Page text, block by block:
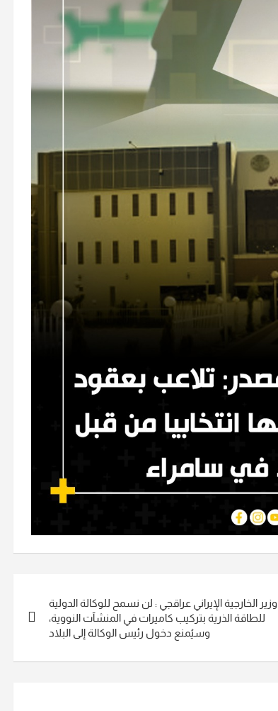
وزير الخارجية الإيراني عراقجي : ‏لن نسمح للوكالة الدولية
للطاقة الذرية بتركيب كاميرات في المنشآت النووية،
وسيُمنع دخول رئيس الوكالة إلى البلاد